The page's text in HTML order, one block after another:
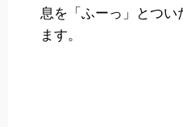
息を「ふーっ」とつ
ます。